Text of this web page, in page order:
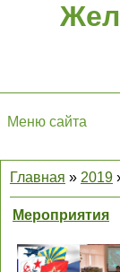
Меню сайта
Главная » 2019
Мероприятия